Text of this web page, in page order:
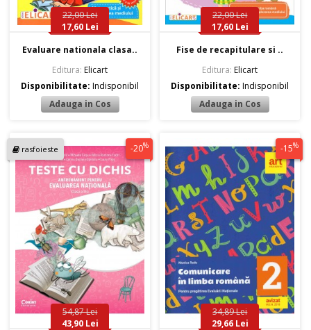
22,00 Lei
17,60 Lei
Evaluare nationala clasa..
Editura: Elicart
Disponibilitate:Indisponibil
22,00 Lei
17,60 Lei
Fise de recapitulare si ..
Editura: Elicart
Disponibilitate:Indisponibil
rasfoieste -20%
54,87 Lei
43,90 Lei
-15%
34,89 Lei
29,66 Lei